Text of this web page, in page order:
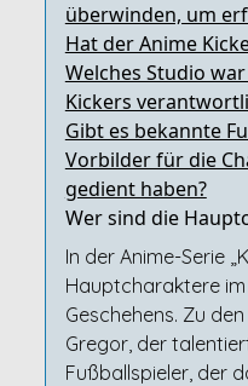
überwinden, um
Hat der Anime
Welches Studio
Kickers
Gibt es bekannte
Vorbilder für die
gedient haben?
Wer sind die
In der Anime-Serie
Hauptcharaktere
Geschehens. Zu
Gregor, der
Fußballspieler, der